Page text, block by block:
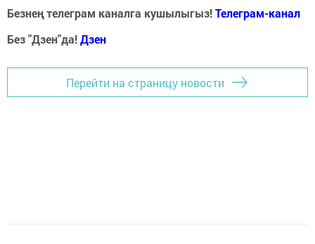
Безнең телеграм каналга кушылыгыз!Телеграм-канал
Без "Дзен"да!Дзен
Перейти на страницу новости